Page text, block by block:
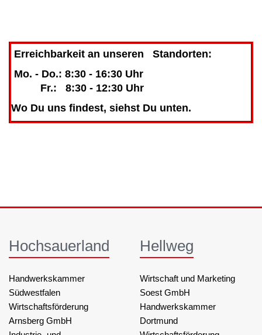
Erreichbarkeit an unseren Standorten:
Mo. - Do.: 8:30 - 16:30 Uhr
Fr.: 8:30 - 12:30 Uhr
Wo Du uns findest, siehst Du unten.
Hochsauerland
Handwerkskammer
Südwestfalen
Wirtschaftsförderung
Arnsberg GmbH
Hellweg
Wirtschaft und Marketing
Soest GmbH
Handwerkskammer
Dortmund